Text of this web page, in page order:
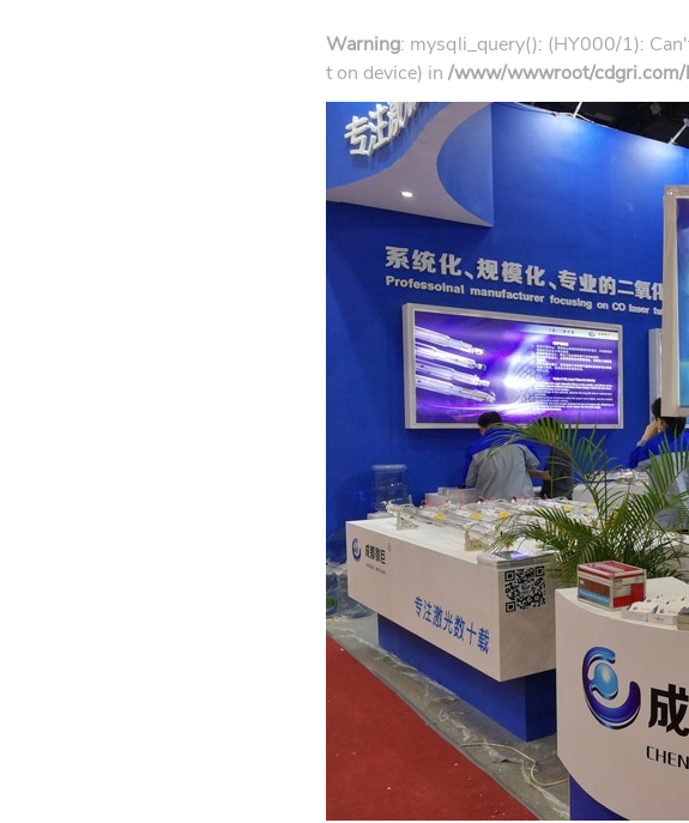
Warning: mysqli_query(): (HY000/1):
t on device) in /www/wwwroot/